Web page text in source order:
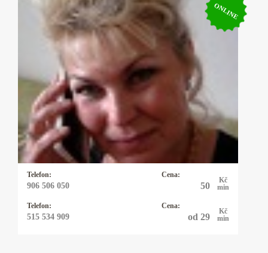
ONLINE
Telefon:
906 506 050
Cena:
50
Kč
min
Telefon:
515 534 909
Cena:
od 29
Kč
min
Kartářka Michaela
Pro své klienty je Michaela pojmem, neboť ví
ihned jádro problému a je velmi přesná, pokud
potřebujete rychlou, jasnou odpověď můžete
zvolit právě ji a budete překvapeni, co vše ví.